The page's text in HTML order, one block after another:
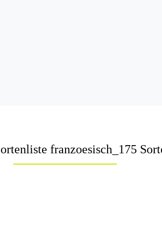
franzoesisch_175